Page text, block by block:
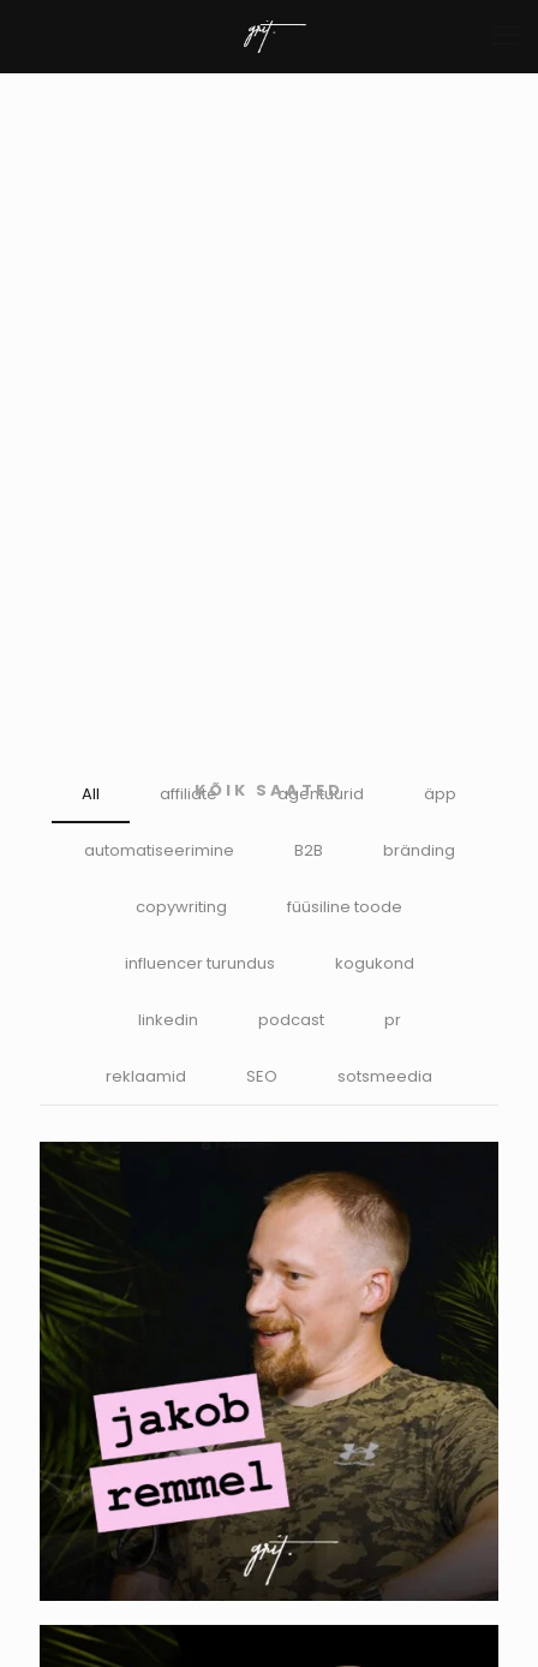
KÕIK SAATED
All affiliate agentuurid äpp
automatiseerimine B2B bränding
copywriting füüsiline toode
influencer turundus kogukond
linkedin podcast pr
reklaamid SEO sotsmeedia
YUMUUV. Jakob
Remmel – Millal on
turundusjuhi
palkamine
õigustatud?